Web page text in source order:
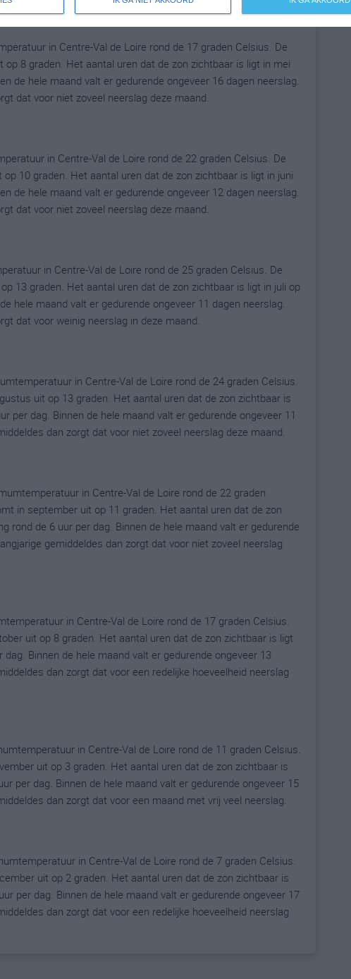
in Centre-Val de Loire rond de 17 graden Celsius. De
8 graden. Het aantal uren dat de zon zichtbaar is ligt in mei
de hele maand valt er gedurende ongeveer 16 dagen neerslag.
dat voor niet zoveel neerslag deze maand.
in Centre-Val de Loire rond de 22 graden Celsius. De
10 graden. Het aantal uren dat de zon zichtbaar is ligt in juni
de hele maand valt er gedurende ongeveer 12 dagen neerslag.
dat voor niet zoveel neerslag deze maand.
in Centre-Val de Loire rond de 25 graden Celsius. De
13 graden. Het aantal uren dat de zon zichtbaar is ligt in juli op
hele maand valt er gedurende ongeveer 11 dagen neerslag.
dat voor weinig neerslag in deze maand.
in Centre-Val de Loire rond de 24 graden Celsius.
uit op 13 graden. Het aantal uren dat de zon zichtbaar is
per dag. Binnen de hele maand valt er gedurende ongeveer 11
dan zorgt dat voor niet zoveel neerslag deze maand.
in Centre-Val de Loire rond de 22 graden
in september uit op 11 graden. Het aantal uren dat de zon
rond de 6 uur per dag. Binnen de hele maand valt er gedurende
gemiddeldes dan zorgt dat voor niet zoveel neerslag
in Centre-Val de Loire rond de 17 graden Celsius.
uit op 8 graden. Het aantal uren dat de zon zichtbaar is ligt
Binnen de hele maand valt er gedurende ongeveer 13
dan zorgt dat voor een redelijke hoeveelheid neerslag
in Centre-Val de Loire rond de 11 graden Celsius.
uit op 3 graden. Het aantal uren dat de zon zichtbaar is
per dag. Binnen de hele maand valt er gedurende ongeveer 15
dan zorgt dat voor een maand met vrij veel neerslag.
in Centre-Val de Loire rond de 7 graden Celsius.
uit op 2 graden. Het aantal uren dat de zon zichtbaar is
per dag. Binnen de hele maand valt er gedurende ongeveer 17
dan zorgt dat voor een redelijke hoeveelheid neerslag